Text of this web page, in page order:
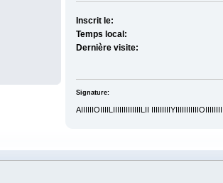
Inscrit le:
Temps local:
Dernière visite:
Signature:
AIIIIIIOIIIILIIIIIIIIIIIIILII